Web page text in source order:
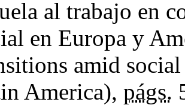
al trabajo en
en Europa y
amid
America), págs.